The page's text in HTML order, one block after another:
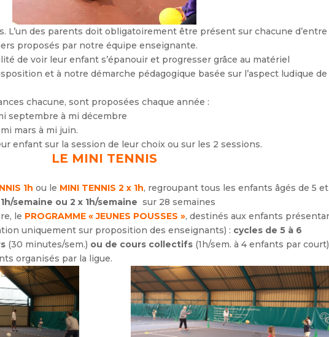
L’un des parents doit obligatoirement être présent sur chacune d’entre
proposés par notre équipe enseignante.
de voir leur enfant s’épanouir et progresser grâce au matériel
et à notre démarche pédagogique basée sur l’aspect ludique de
chacune, sont proposées chaque année :
septembre à mi décembre
mars à mi juin.
enfant sur la session de leur choix ou sur les 2 sessions.
LE MINI TENNIS
1hou le MINI TENNIS 2 x 1h, regroupant tous les enfants âgés de 5
1h/semaine ou 2 x 1h/semaine sur 28 semaines
le PROGRAMME « JEUNES POUSSES », destinés aux enfants
uniquement sur proposition des enseignants) : cycles de 5 à 6
(30 minutes/sem.) ou de cours collectifs (1h/sem. à 4 enfants par
organisés par la ligue.